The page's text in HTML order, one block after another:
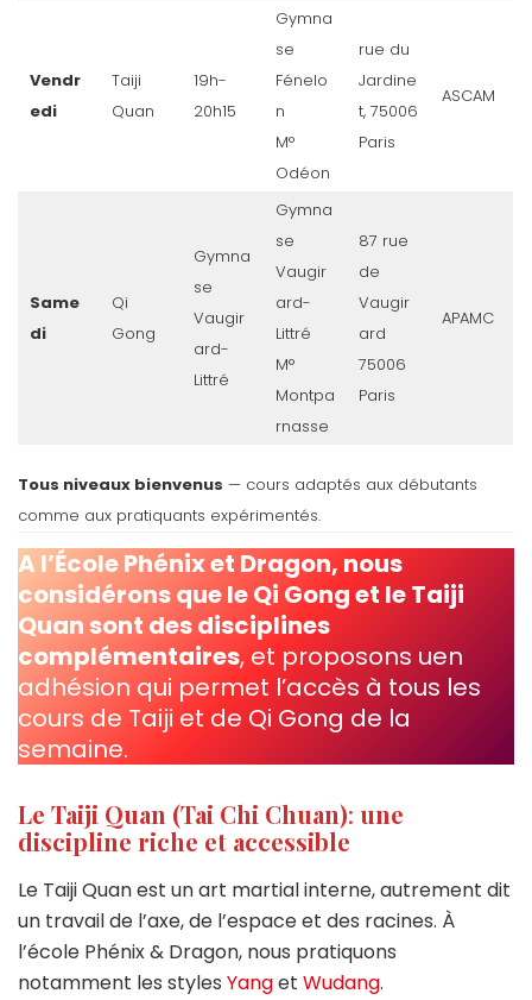
Vendr
edi
Taiji
Quan
19h-
20h15
Gymna
se
Fénelo
n
M°
Odéon
rue du
Jardine
t, 75006
Paris
ASCAM
Same
di
Qi
Gong
Gymna
se
Vaugir
ard-
Littré
Gymna
se
Vaugir
ard-
Littré
M°
Montpa
rnasse
87 rue
de
Vaugir
ard
75006
Paris
APAMC
Tous niveaux bienvenus — cours adaptés aux débutants
comme aux pratiquants expérimentés.
A l’École Phénix et Dragon, nous
considérons que le Qi Gong et le Taiji
Quan sont des disciplines
complémentaires, et proposons uen
adhésion qui permet l’accès à tous les
cours de Taiji et de Qi Gong de la
semaine.
Le Taiji Quan (Tai Chi Chuan): une
discipline riche et accessible
Le Taiji Quan est un art martial interne, autrement dit
un travail de l’axe, de l’espace et des racines. À
l’école Phénix & Dragon, nous pratiquons
notamment les styles Yanget Wudang.